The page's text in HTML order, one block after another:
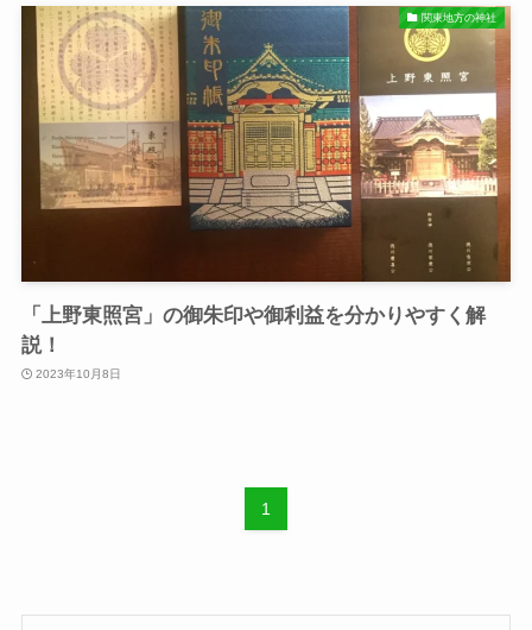
関東地方の神社
「上野東照宮」の御朱印や御利益を分かりやすく解
説！
2023年10月8日
1